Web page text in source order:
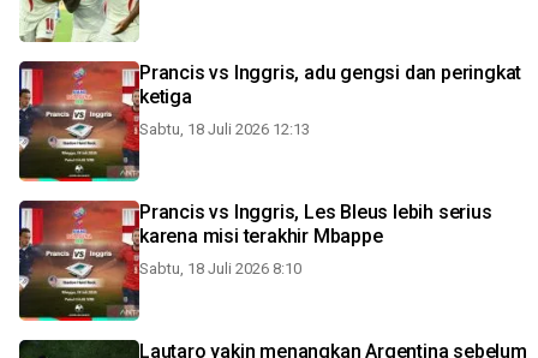
Prancis vs Inggris, adu gengsi dan peringkat
ketiga
Sabtu, 18 Juli 2026 12:13
Prancis vs Inggris, Les Bleus lebih serius
karena misi terakhir Mbappe
Sabtu, 18 Juli 2026 8:10
Lautaro yakin menangkan Argentina sebelum